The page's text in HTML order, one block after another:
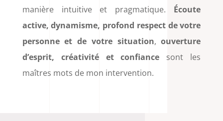
manière intuitive et pragmatique. Écoute
active, dynamisme, profond respect de votre
personne et de votre situation,ouverture
d’esprit, créativité et confiance sont les
maîtres mots de mon intervention.